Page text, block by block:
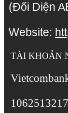
(Đối Diện
Website:
TÀI KHOẢN
1062513217